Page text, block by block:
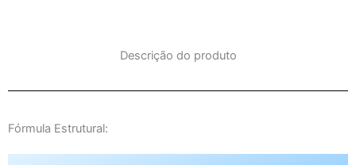
Descrição do produto
Fórmula Estrutural: